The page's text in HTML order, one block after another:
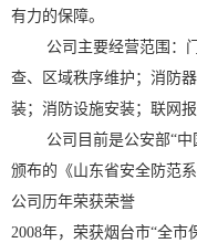
有力的保障。
公司主要经营范围：门
查、区域秩序维护；消防
装；消防设施安装；联网
公司目前是公安部“中
颁布的《山东省安全防范
公司历年荣获荣誉
2008年，荣获烟台市“全市